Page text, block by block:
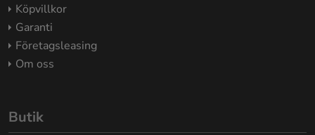
Köpvillkor
Garanti
Företagsleasing
Om oss
Butik